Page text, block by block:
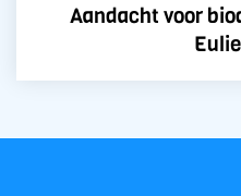
Aandacht voor